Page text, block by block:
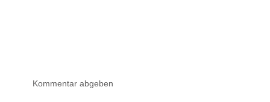
Kommentar abgeben